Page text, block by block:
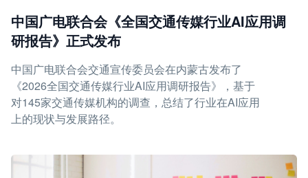
中国广电联合会《全国交通传媒行业AI应用调
研报告》正式发布
中国广电联合会交通宣传委员会在内蒙古发布了
《2026全国交通传媒行业AI应用调研报告》，基于
对145家交通传媒机构的调查，总结了行业在AI应用
上的现状与发展路径。